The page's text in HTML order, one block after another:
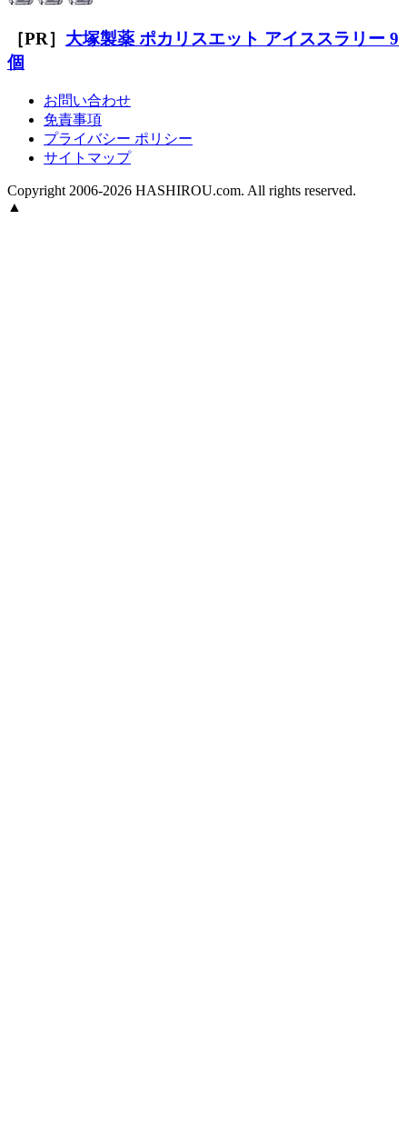
［PR］ 大塚製薬 ポカリスエット アイススラリー 9
個
お問い合わせ
免責事項
プライバシー ポリシー
サイトマップ
Copyright 2006-2026 HASHIROU.com. All rights reserved.
▲